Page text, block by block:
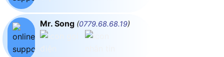
Mr. Song (0779.68.68.19)